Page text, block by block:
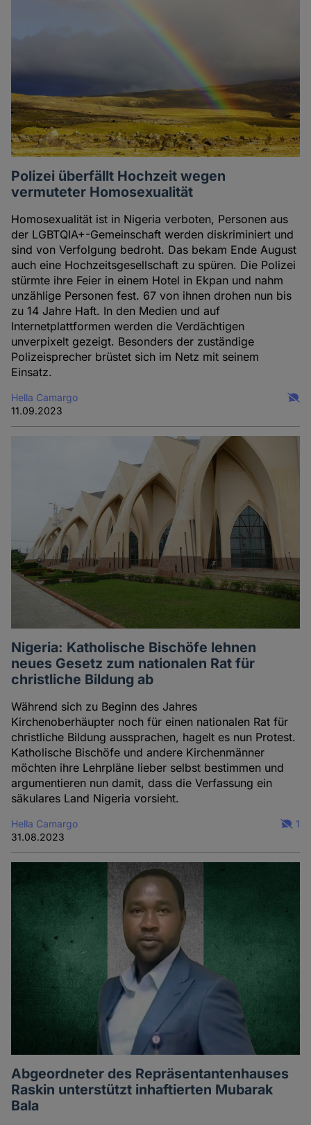
Polizei überfällt Hochzeit wegen
vermuteter Homosexualität
Homosexualität ist in Nigeria verboten, Personen aus
der LGBTQIA+-Gemeinschaft werden diskriminiert und
sind von Verfolgung bedroht. Das bekam Ende August
auch eine Hochzeitsgesellschaft zu spüren. Die Polizei
stürmte ihre Feier in einem Hotel in Ekpan und nahm
unzählige Personen fest. 67 von ihnen drohen nun bis
zu 14 Jahre Haft. In den Medien und auf
Internetplattformen werden die Verdächtigen
unverpixelt gezeigt. Besonders der zuständige
Polizeisprecher brüstet sich im Netz mit seinem
Einsatz.
Hella Camargo
11.09.2023
Nigeria: Katholische Bischöfe lehnen
neues Gesetz zum nationalen Rat für
christliche Bildung ab
Während sich zu Beginn des Jahres
Kirchenoberhäupter noch für einen nationalen Rat für
christliche Bildung aussprachen, hagelt es nun Protest.
Katholische Bischöfe und andere Kirchenmänner
möchten ihre Lehrpläne lieber selbst bestimmen und
argumentieren nun damit, dass die Verfassung ein
säkulares Land Nigeria vorsieht.
Hella Camargo
31.08.2023
1
Abgeordneter des Repräsentantenhauses
Raskin unterstützt inhaftierten Mubarak
Bala